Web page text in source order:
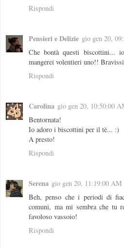
Rispondi
Pensieri e Delizie gio gen 20,
Che bontà questi biscottini...
mangerei volentieri uno!!
Rispondi
Carolina gio gen 20, 10:50:00
Bentornata!
Io adoro i biscottini per il tè... :)
A presto!
Rispondi
Serena gio gen 20, 11:19:00 AM
Beh, penso che i periodi di
comuni, ma mi sembra che tu
favoloso vassoio!
Rispondi